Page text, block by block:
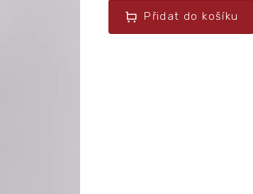
Přidat do košíku